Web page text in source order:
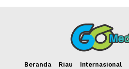
Beranda Riau Internasional